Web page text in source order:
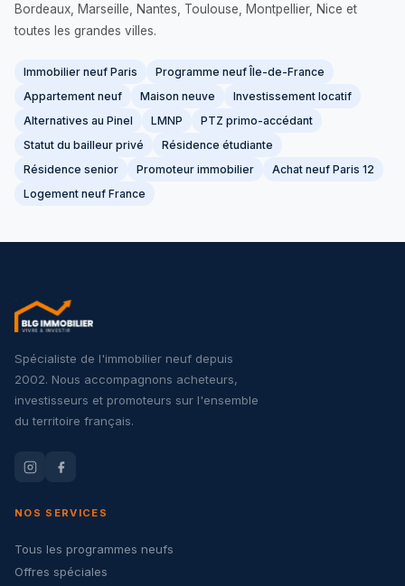
Bordeaux, Marseille, Nantes, Toulouse, Montpellier, Nice et
toutes les grandes villes.
Immobilier neuf Paris
Programme neuf Île-de-France
Appartement neuf
Maison neuve
Investissement locatif
Alternatives au Pinel
LMNP
PTZ primo-accédant
Statut du bailleur privé
Résidence étudiante
Résidence senior
Promoteur immobilier
Achat neuf Paris 12
Logement neuf France
Spécialiste de l'immobilier neuf depuis
2002. Nous accompagnons acheteurs,
investisseurs et promoteurs sur l'ensemble
du territoire français.
NOS SERVICES
Tous les programmes neufs
Offres spéciales